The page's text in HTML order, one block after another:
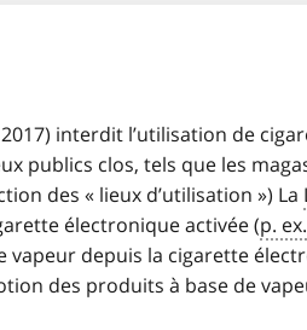
interdit l’utilisation de
publics clos, tels que les
des « lieux d’utilisation ») La
électronique activée (p. ex.
vapeur depuis la cigarette
des produits à base de